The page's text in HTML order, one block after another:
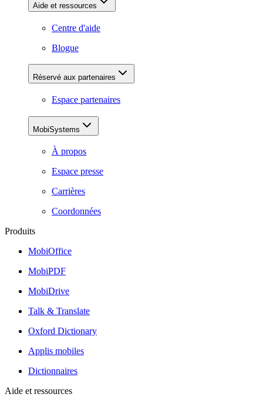
Aide et ressources
Centre d'aide
Blogue
Réservé aux partenaires
Espace partenaires
MobiSystems
À propos
Espace presse
Carrières
Coordonnées
Produits
MobiOffice
MobiPDF
MobiDrive
Talk & Translate
Oxford Dictionary
Applis mobiles
Dictionnaires
Aide et ressources